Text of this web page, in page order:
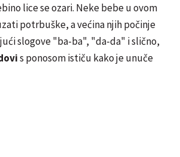
lice se ozari. Neke bebe u ovom
potrbuške, a većina njih počinje
slogove "ba-ba", "da-da" i slično,
s ponosom ističu kako je unuče